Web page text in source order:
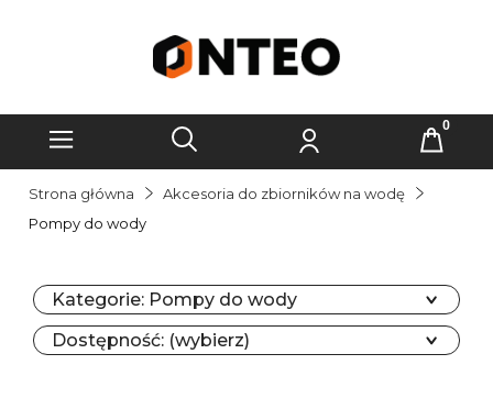
Strona główna
Akcesoria do zbiorników na wodę
Pompy do wody
Kategorie: Pompy do wody
Dostępność: (wybierz)